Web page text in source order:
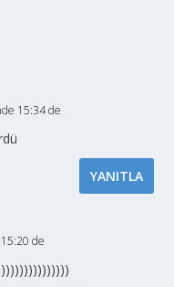
15:34 de
YANITLA
de